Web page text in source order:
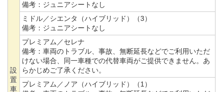
設
置
車
備考： ジュニアシートなし
ミドル／シエンタ（ハイブリッド）（3）
備考： ジュニアシートなし
プレミアム／セレナ
備考： 車両のトラブル、事故、無断延長などでご利用いただ
けない場合、同一車種での代替車両がご提供できません。あ
らかじめご了承ください。
プレミアム／ノア（ハイブリッド）（1）